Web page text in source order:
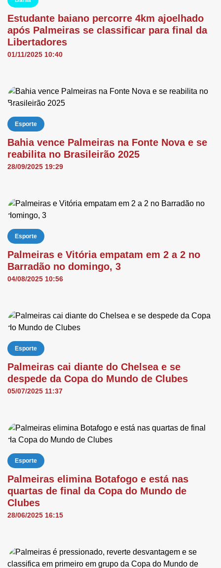
Estudante baiano percorre 4km ajoelhado
após Palmeiras se classificar para final da
Libertadores
01/11/2025 10:40
Esporte
Bahia vence Palmeiras na Fonte Nova e se
reabilita no Brasileirão 2025
28/09/2025 19:29
Esporte
Palmeiras e Vitória empatam em 2 a 2 no
Barradão no domingo, 3
04/08/2025 10:56
Esporte
Palmeiras cai diante do Chelsea e se
despede da Copa do Mundo de Clubes
05/07/2025 11:37
Esporte
Palmeiras elimina Botafogo e está nas
quartas de final da Copa do Mundo de
Clubes
28/06/2025 16:15